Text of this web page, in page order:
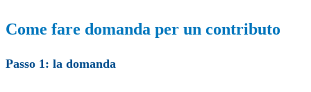
Come fare domanda per un contributo
Passo 1: la domanda